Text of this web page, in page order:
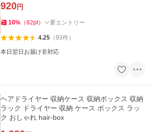
920円
10% （82pt） 要エントリー
4.25（93件）
本日翌日お届け非対応
ヘアドライヤー 収納ケース 収納ボックス 収納
ラック ドライヤー 収納 ケース ボックス ラッ
ク おしゃれ hair-box